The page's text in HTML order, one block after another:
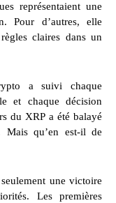
représentaient une
Pour d’autres, elle
claires dans un
a suivi chaque
et chaque décision
du XRP a été balayé
qu’en est-il de
une victoire
Les premières